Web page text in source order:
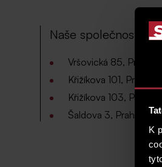
K
Naše společnost je
Vršovická 85, Praha
Křižíkova 101, Praha
Křižíkova 103, Praha
Šaldova 3, Praha 8